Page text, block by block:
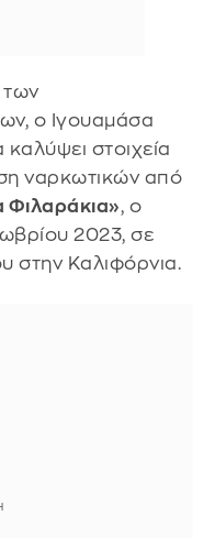
ο Ιγουαμάσα
στοιχεία
ναρκωτικών από
Φιλαράκια», ο
2023, σε
στην Καλιφόρνια.